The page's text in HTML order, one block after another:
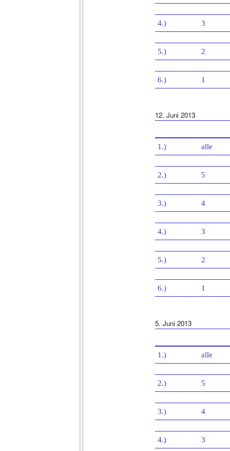
4.) 3
5.) 2
6.) 1
12. Juni 2013
1.) alle
2.) 5
3.) 4
4.) 3
5.) 2
6.) 1
5. Juni 2013
1.) alle
2.) 5
3.) 4
4.) 3